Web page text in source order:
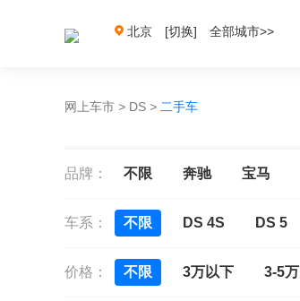
北京 [切换] 全部城市>>
网上车市 > DS > 二手车
品牌： 不限 奔驰 宝马
车系： 不限 DS 4S DS 5
价格： 不限 3万以下 3-5万